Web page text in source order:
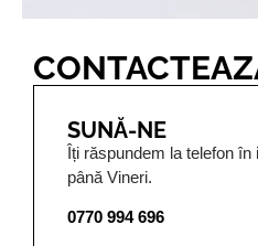
SUNĂ-NE
Îți răspundem la telefon în
până Vineri.
0770 994 696